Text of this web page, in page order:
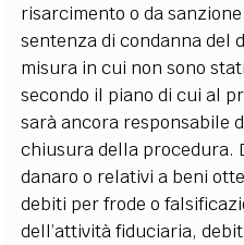
risarcimento o da
sentenza di condanna del
misura in cui non sono
secondo il piano di cui al
sarà ancora responsabile
chiusura della procedura.
danaro o relativi a beni
debiti per frode o
dell’attività fiduciaria,